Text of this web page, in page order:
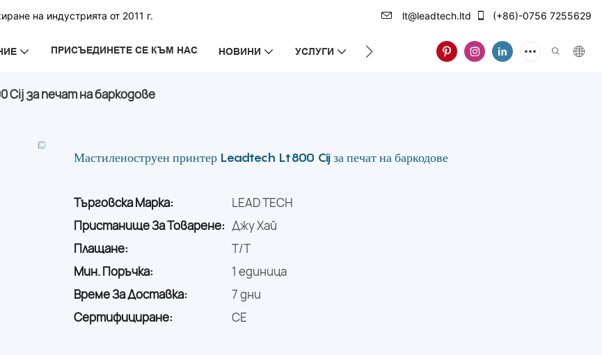
на индустрията от 2011 г. lt@leadtech.ltd (+86)-0756 7255629
ПРИСЪЕДИНЕТЕ СЕ КЪМ НАС НОВИНИ УСЛУГИ ЗА НАС
за печат на баркодове
Мастиленоструен принтер Leadtech Lt800 Cij за печат на баркодове
Търговска Марка:
LEAD TECH
Пристанище За Товарене: Джу Хай
Плащане:
T/T
Мин. Поръчка:
1 единица
Време За Доставка:
7 дни
Сертифициране:
CE